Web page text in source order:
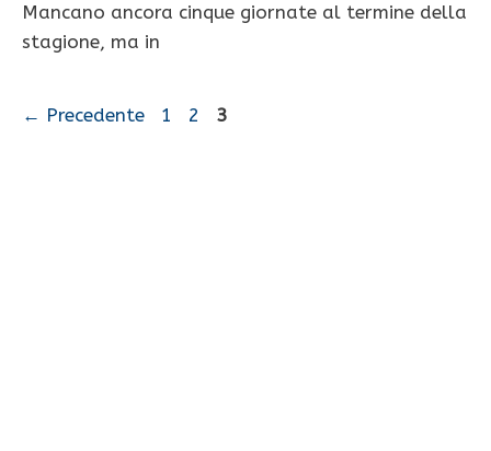
Mancano ancora cinque giornate al termine della
stagione, ma in
← Precedente Pagina
1 Pagina
2 Pagina
3